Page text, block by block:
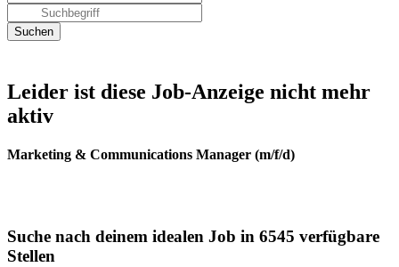
Leider ist diese Job-Anzeige nicht mehr
aktiv
Marketing & Communications Manager (m/f/d)
Suche nach deinem idealen Job in 6545 verfügbare
Stellen